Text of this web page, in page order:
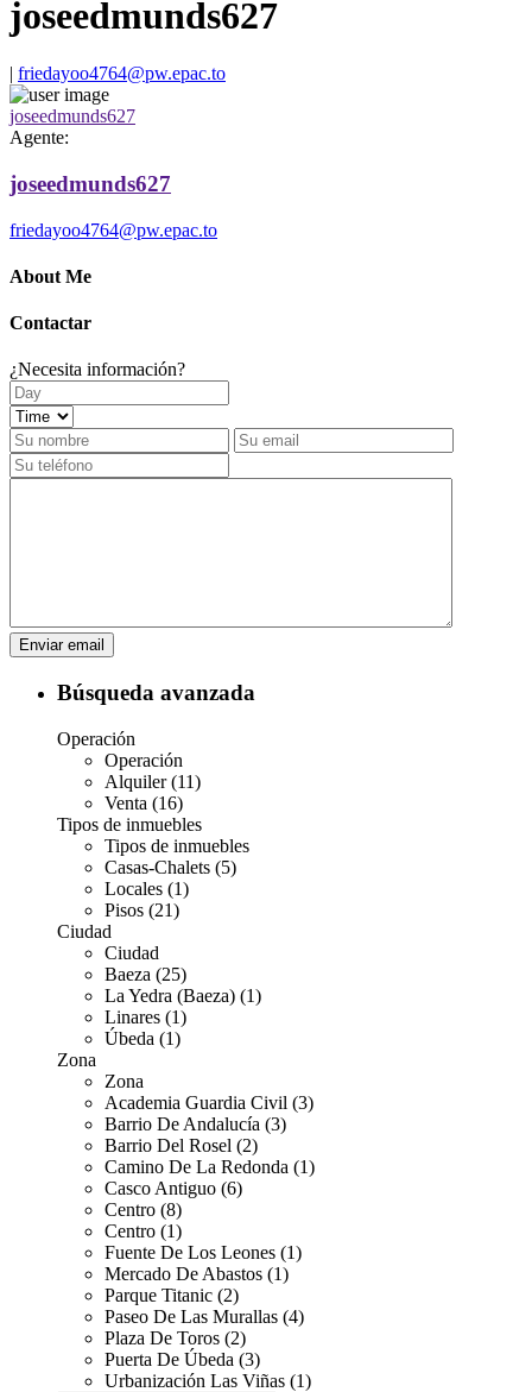
joseedmunds627
| friedayoo4764@pw.epac.to
joseedmunds627
Agente:
joseedmunds627
friedayoo4764@pw.epac.to
About Me
Contactar
¿Necesita información?
Búsqueda avanzada
Operación
Operación
Alquiler (11)
Venta (16)
Tipos de inmuebles
Tipos de inmuebles
Casas-Chalets (5)
Locales (1)
Pisos (21)
Ciudad
Ciudad
Baeza (25)
La Yedra (Baeza) (1)
Linares (1)
Úbeda (1)
Zona
Zona
Academia Guardia Civil (3)
Barrio De Andalucía (3)
Barrio Del Rosel (2)
Camino De La Redonda (1)
Casco Antiguo (6)
Centro (8)
Centro (1)
Fuente De Los Leones (1)
Mercado De Abastos (1)
Parque Titanic (2)
Paseo De Las Murallas (4)
Plaza De Toros (2)
Puerta De Úbeda (3)
Urbanización Las Viñas (1)